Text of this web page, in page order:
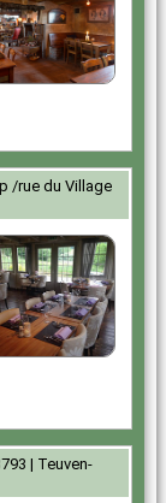
/rue du Village
| Teuven-